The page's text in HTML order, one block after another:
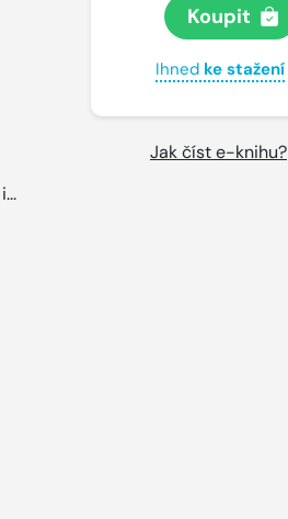
Koupit
Ihned ke stažení
Jak číst e-knihu?